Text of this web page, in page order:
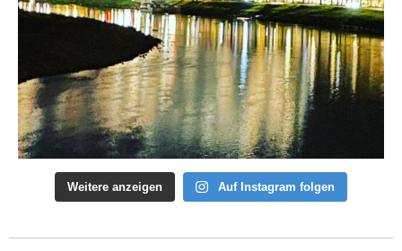
Weitere anzeigen Auf Instagram folgen